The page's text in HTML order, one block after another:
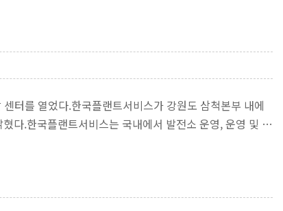
터를 열었다.한국플랜트서비스가 강원도 삼척본부 내에
다.한국플랜트서비스는 국내에서 발전소 운영, 운영 및 유